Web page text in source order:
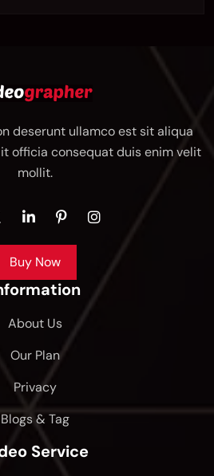
deserunt ullamco est sit aliqua
officia consequat duis enim velit
mollit.
Buy Now
About Us
Our Plan
Privacy
Blogs & Tag
Service